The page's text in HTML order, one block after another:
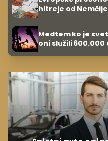
hitreje od
Medtem ko je
oni služili